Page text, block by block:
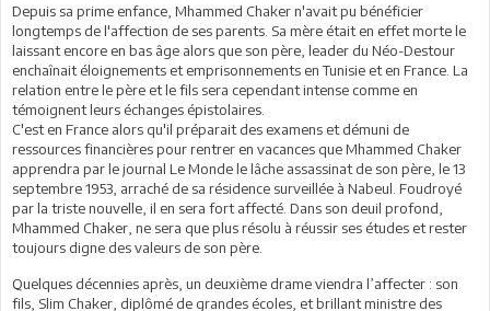
Depuis sa prime enfance, Mhammed Chaker n'avait pu bénéficier
longtemps de l'affection de ses parents. Sa mère était en effet morte le
laissant encore en bas âge alors que son père, leader du Néo-Destour
enchaînait éloignements et emprisonnements en Tunisie et en France. La
relation entre le père et le fils sera cependant intense comme en
témoignent leurs échanges épistolaires.
C'est en France alors qu'il préparait des examens et démuni de
ressources financières pour rentrer en vacances que Mhammed Chaker
apprendra par le journal Le Monde le lâche assassinat de son père, le 13
septembre 1953, arraché de sa résidence surveillée à Nabeul. Foudroyé
par la triste nouvelle, il en sera fort affecté. Dans son deuil profond,
Mhammed Chaker, ne sera que plus résolu à réussir ses études et rester
toujours digne des valeurs de son père.
Quelques décennies après, un deuxième drame viendra l’affecter : son
fils, Slim Chaker, diplômé de grandes écoles, et brillant ministre des